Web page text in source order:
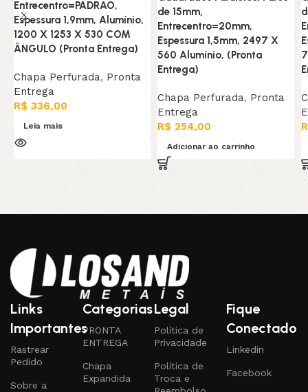
Entrecentro=PADRAO,
Espessura 1,9mm, Alumínio,
1200 X 1253 X 530 COM
ÂNGULO (Pronta Entrega)
Chapa Perfurada, Pronta
Entrega
R$ 336,00
Leia mais
de 15mm,
Entrecentro=20mm,
Espessura 1,5mm, 2497 X
560 Alumínio, (Pronta
Entrega)
Chapa Perfurada, Pronta
Entrega
R$ 254,00
Adicionar ao carrinho
Links
Importantes
Rastrear
Pedido
Sobre a
Categorias
PRONTA
ENTREGA
Chapa
Expandida
Legal
Política de
Privacidade
Política de
Troca e
Fique
Conectado
Linkedin
Facebook